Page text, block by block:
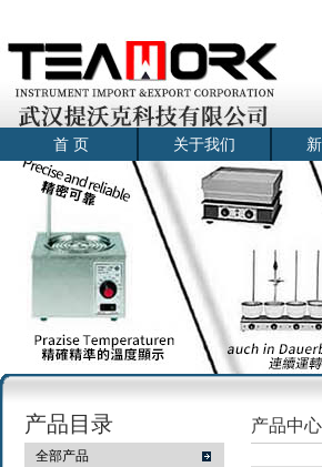
首 页 关于我们
产品目录
全部产品
产品中心